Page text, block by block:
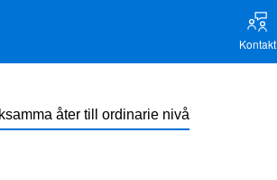
Kontakt
åter till ordinarie nivå